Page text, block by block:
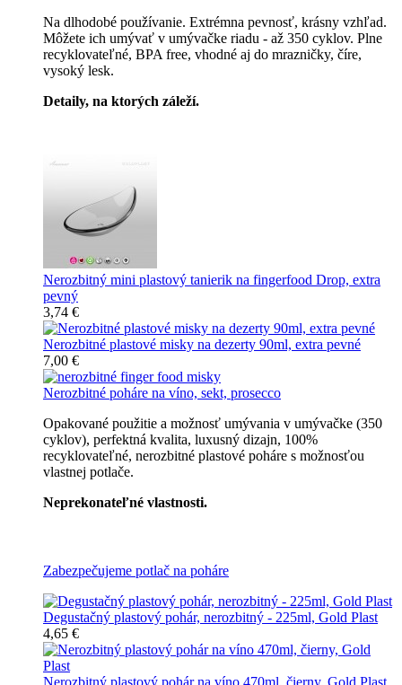
Na dlhodobé používanie. Extrémna pevnosť, krásny vzhľad.
Môžete ich umývať v umývačke riadu - až 350 cyklov. Plne
recyklovateľné, BPA free, vhodné aj do mrazničky, číre,
vysoký lesk.
Detaily, na ktorých záleží.
Nerozbitný mini plastový tanierik na fingerfood Drop, extra
pevný
3,74 €
Nerozbitné plastové misky na dezerty 90ml, extra pevné
7,00 €
Nerozbitné poháre na víno, sekt, prosecco
Opakované použitie a možnosť umývania v umývačke (350
cyklov), perfektná kvalita, luxusný dizajn, 100%
recyklovateľné, nerozbitné plastové poháre s možnosťou
vlastnej potlače.
Neprekonateľné vlastnosti.
Zabezpečujeme potlač na poháre
Degustačný plastový pohár, nerozbitný - 225ml, Gold Plast
4,65 €
Nerozbitný plastový pohár na víno 470ml, čierny, Gold Plast